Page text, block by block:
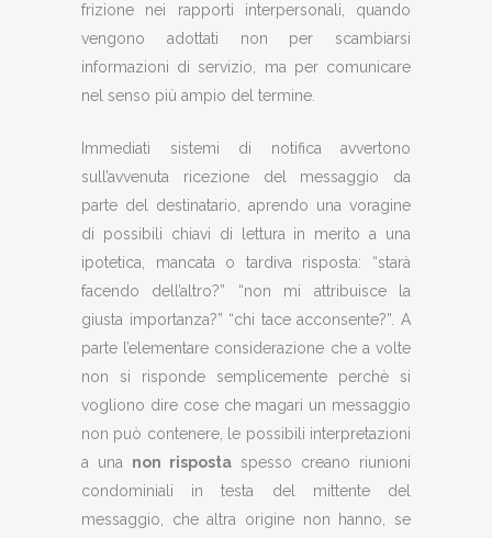
frizione nei rapporti interpersonali, quando
vengono adottati non per scambiarsi
informazioni di servizio, ma per comunicare
nel senso più ampio del termine.
Immediati sistemi di notifica avvertono
sull’avvenuta ricezione del messaggio da
parte del destinatario, aprendo una voragine
di possibili chiavi di lettura in merito a una
ipotetica, mancata o tardiva risposta: “starà
facendo dell’altro?” “non mi attribuisce la
giusta importanza?” “chi tace acconsente?”. A
parte l’elementare considerazione che a volte
non si risponde semplicemente perchè si
vogliono dire cose che magari un messaggio
non può contenere, le possibili interpretazioni
a una non risposta spesso creano riunioni
condominiali in testa del mittente del
messaggio, che altra origine non hanno, se